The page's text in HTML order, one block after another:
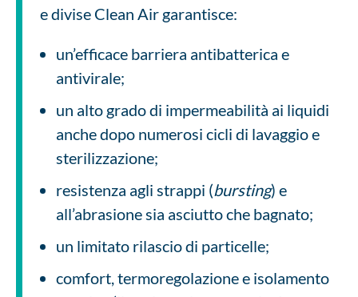
e divise Clean Air garantisce:
un’efficace barriera antibatterica e
antivirale;
un alto grado di impermeabilità ai liquidi
anche dopo numerosi cicli di lavaggio e
sterilizzazione;
resistenza agli strappi (bursting) e
all’abrasione sia asciutto che bagnato;
un limitato rilascio di particelle;
comfort, termoregolazione e isolamento